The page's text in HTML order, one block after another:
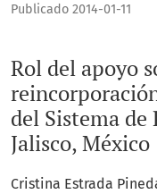
Rol del apoyo
del Sistema
Jalisco, México
Publicado 2014-01-11
Cristina Estrada